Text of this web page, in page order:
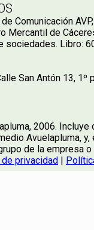
Comunicación AVP,
Mercantil de
sociedades. Libro:
San Antón 13, 1º
2006. Incluye
Avuelapluma, y,
de la empresa
privacidad |